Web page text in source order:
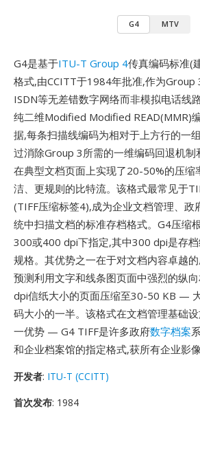
G4 MTV
G4是基于ITU-T Group 4传真编码标准(
格式,由CCITT于1984年批准,作为Group
ISDN等无差错数字网络而非模拟电话线
纯二维Modified Modified READ(MMR)
据,每条扫描线编码为相对于上方行的一
过消除Group 3所需的一维编码回退机制
在典型文档页面上实现了20-50%的压缩
洁、更规则的比特流。该格式最常见于
(TIFF压缩标签4),成为企业文档管理、政
统中扫描文档的标准存档格式。G4压缩
300或400 dpi下指定,其中300 dpi是存
规格。其优势之一在于对文档内容卓越
预测利用文字和线条图页面中强烈的纵
dpi信纸大小的页面压缩至30-50 KB —
码大小的一半。该格式在文档管理基础
一优势 — G4 TIFF是许多政府数字档案
和企业档案馆的指定格式,获所有企业影像
开发者: ITU-T (CCITT)
首次发布: 1984